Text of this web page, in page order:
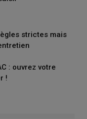
strictes mais
: ouvrez votre
!